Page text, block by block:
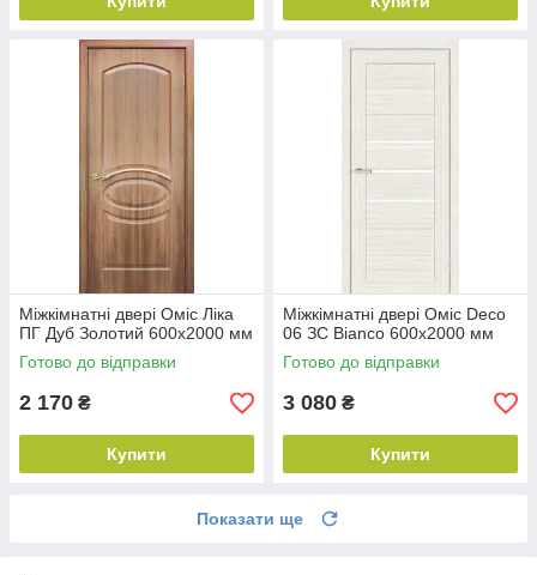
Міжкімнатні двері Оміс Ліка
ПГ Дуб Золотий 600х2000 мм
Готово до відправки
2 170 ₴
Купити
Міжкімнатні двері Оміс Deco
06 ЗС Bianco 600х2000 мм
Готово до відправки
3 080 ₴
Купити
Показати ще